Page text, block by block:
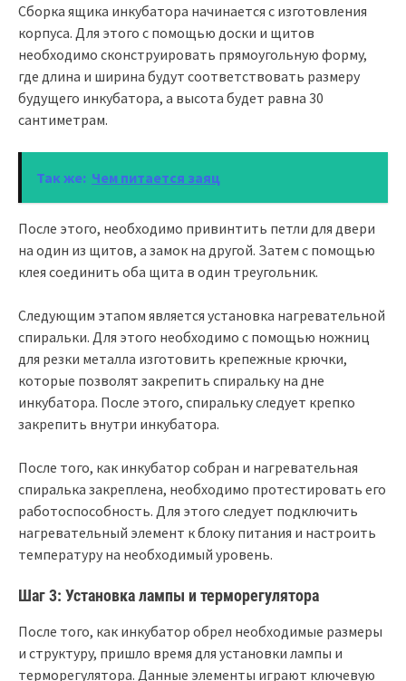
Сборка ящика инкубатора начинается с изготовления
корпуса. Для этого с помощью доски и щитов
необходимо сконструировать прямоугольную форму,
где длина и ширина будут соответствовать размеру
будущего инкубатора, а высота будет равна 30
сантиметрам.
Так же: Чем питается заяц
После этого, необходимо привинтить петли для двери
на один из щитов, а замок на другой. Затем с помощью
клея соединить оба щита в один треугольник.
Следующим этапом является установка нагревательной
спиральки. Для этого необходимо с помощью ножниц
для резки металла изготовить крепежные крючки,
которые позволят закрепить спиральку на дне
инкубатора. После этого, спиральку следует крепко
закрепить внутри инкубатора.
После того, как инкубатор собран и нагревательная
спиралька закреплена, необходимо протестировать его
работоспособность. Для этого следует подключить
нагревательный элемент к блоку питания и настроить
температуру на необходимый уровень.
Шаг 3: Установка лампы и терморегулятора
После того, как инкубатор обрел необходимые размеры
и структуру, пришло время для установки лампы и
терморегулятора. Данные элементы играют ключевую